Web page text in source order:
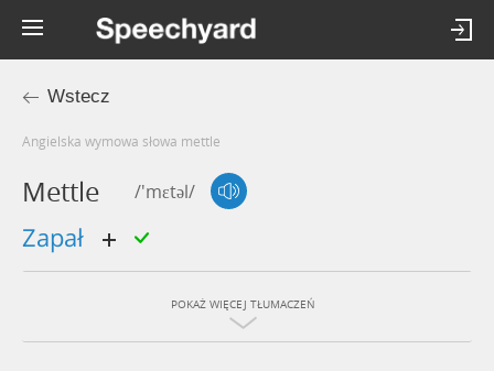
Wstecz
Angielska wymowa słowa mettle
Mettle /'mɛtəl/
zapał
POKAŻ WIĘCEJ TŁUMACZEŃ